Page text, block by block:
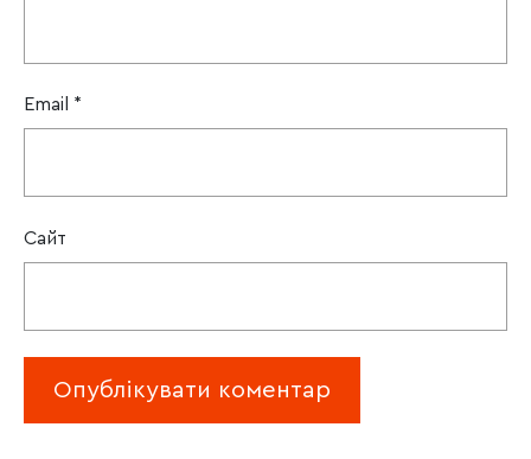
Email *
Сайт